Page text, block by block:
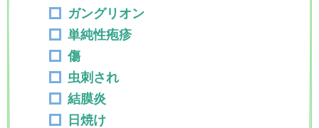
ガングリオン
単純性疱疹
傷
虫刺され
結膜炎
日焼け